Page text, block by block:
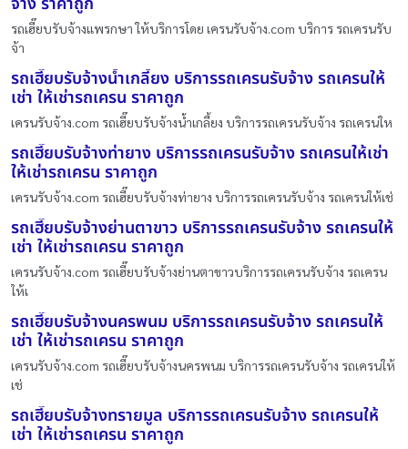
รถเฮี๊ยบรับจ้างแพรกษา ให้บริการโดย เครนรับจ้าง.com บริการ รถเครนรับ
จ้า
รถเฮี๊ยบรับจ้างน้ำเกลี้ยง บริการรถเครนรับจ้าง รถเครนให้
เช่า ให้เช่ารถเครน ราคาถูก
เครนรับจ้าง.com รถเฮี๊ยบรับจ้างน้ำเกลี้ยง บริการรถเครนรับจ้าง รถเครนให
รถเฮี๊ยบรับจ้างท่ายาง บริการรถเครนรับจ้าง รถเครนให้เช่า
ให้เช่ารถเครน ราคาถูก
เครนรับจ้าง.com รถเฮี๊ยบรับจ้างท่ายาง บริการรถเครนรับจ้าง รถเครนให้เช่
รถเฮี๊ยบรับจ้างย่านตาขาว บริการรถเครนรับจ้าง รถเครนให้
เช่า ให้เช่ารถเครน ราคาถูก
เครนรับจ้าง.com รถเฮี๊ยบรับจ้างย่านตาขาวบริการรถเครนรับจ้าง รถเครน
ให้เ
รถเฮี๊ยบรับจ้างนครพนม บริการรถเครนรับจ้าง รถเครนให้
เช่า ให้เช่ารถเครน ราคาถูก
เครนรับจ้าง.com รถเฮี๊ยบรับจ้างนครพนม บริการรถเครนรับจ้าง รถเครนให้
เช่
รถเฮี๊ยบรับจ้างทรายมูล บริการรถเครนรับจ้าง รถเครนให้
เช่า ให้เช่ารถเครน ราคาถูก